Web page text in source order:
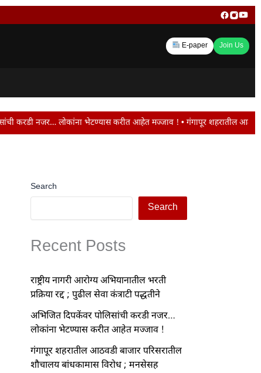
E-paper Join Us
भेटण्यास करीत आहेत मज्जाव ! • गंगापूर शहरातील आठवडी बाजार
Search
Search
Recent Posts
राष्ट्रीय नागरी आरोग्य अभियानातील भरती
प्रक्रिया रद्द ; पुढील सेवा कंत्राटी पद्धतीने
अभिजित दिपकेंवर पोलिसांची करडी नजर…
लोकांना भेटण्यास करीत आहेत मज्जाव !
गंगापूर शहरातील आठवडी बाजार परिसरातील
शौचालय बांधकामास विरोध ; मनसेसह